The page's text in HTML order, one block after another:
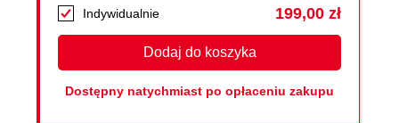
Indywidualnie 199,00 zł
Dodaj do koszyka
Dostępny natychmiast po opłaceniu zakupu